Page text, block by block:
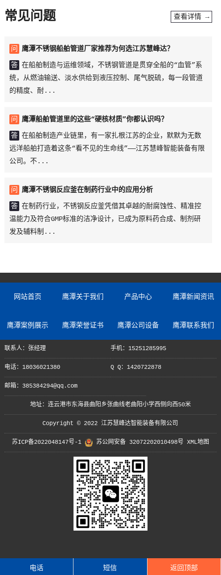
查看详情 →
常见问题
问 鹰潭不锈钢船舶管道厂家推荐为何选江苏慧峰达？
答 在船舶制造与运维领域，不锈钢管道是贯穿全船的“血管”系
统，从燃油输送、淡水供给到液压控制、尾气脱硫，每一段管道
的精度、耐...
问 鹰潭船舶管道里的这些“硬核材质”你都认识吗？
答 在船舶制造产业链里，有一家扎根江苏的企业，默默为无数
远洋船舶打造着这条“看不见的生命线”——江苏慧峰智能装备有限
公司。不...
问 鹰潭不锈钢反应釜在制药行业中的应用分析
答 在制药行业，不锈钢反应釜凭借其卓越的耐腐蚀性、精准控
温能力及符合GMP标准的洁净设计，已成为原料药合成、制剂研
发及辅料制...
网站首页 鹰潭关于我们 产品中心 鹰潭新闻资讯
鹰潭案例展示 鹰潭荣誉证书 鹰潭公司设备 鹰潭联系我们
联系人：张经理 手机：15251285995
电话：18036021380 Q Q：1420722878
邮箱：385384294@qq.com
地址：连云港市东海县曲阳乡张曲线老曲阳小学西侧向西50米
Copyright © 2022 江苏慧峰达智能装备有限公司
苏ICP备2022048147号-1 苏公网安备 32072202010498号 XML地图
电话 短信 返回顶部